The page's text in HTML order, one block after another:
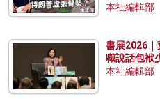
本社編輯部
書展2026｜
職說話包袱
本社編輯部